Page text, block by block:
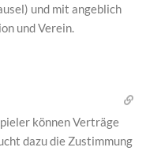
und mit angeblich
und Verein.
können Verträge
dazu die Zustimmung